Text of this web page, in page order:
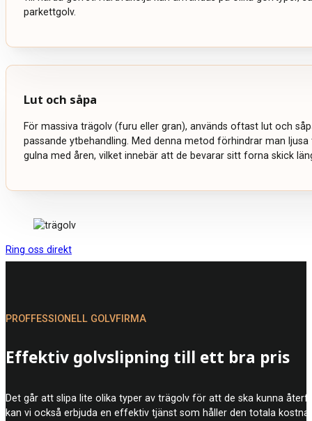
parkettgolv.
Lut och såpa
För massiva trägolv (furu eller gran), används oftast lut och
passande ytbehandling. Med denna metod förhindrar man
gulna med åren, vilket innebär att de bevarar sitt forna skick
Ring oss direkt
Effektiv golvslipning till ett bra pris
Det går att slipa lite olika typer av trägolv för att de ska kunna
kan vi också erbjuda en effektiv tjänst som håller den totala
PROFFESSIONELL GOLVFIRMA